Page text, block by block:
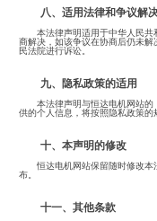
八、适用法律和争议解
本法律声明适用于中华人民共
商解决，如该争议在协商后仍未解
民法院进行诉讼。
九、隐私政策的适用
本法律声明与恒达电机网站的
供的个人信息，将按照隐私政策的
十、本声明的修改
恒达电机网站保留随时修改本
布。
十一、其他条款